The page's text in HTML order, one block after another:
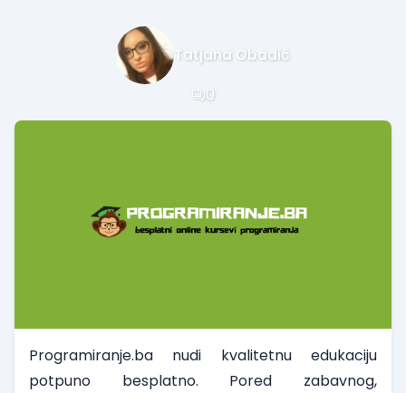
Tatjana Obadić
0
Programiranje.ba nudi kvalitetnu edukaciju
potpuno besplatno. Pored zabavnog,